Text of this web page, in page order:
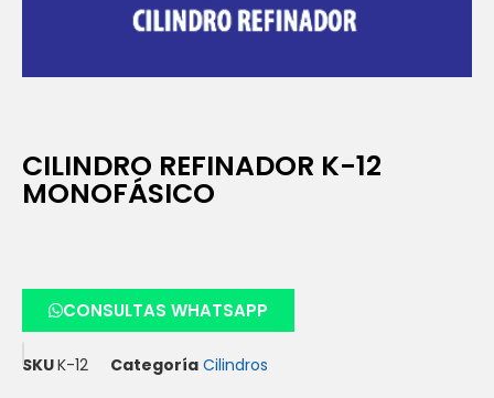
CILINDRO REFINADOR K-12
MONOFÁSICO
CONSULTAS WHATSAPP
SKUK-12 Categoría Cilindros